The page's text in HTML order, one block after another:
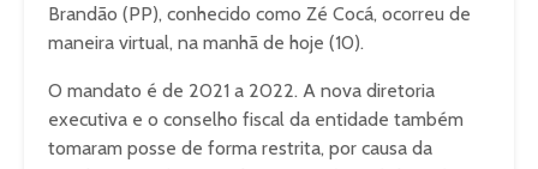
Brandão (PP), conhecido como Zé Cocá, ocorreu de
maneira virtual, na manhã de hoje (10).
O mandato é de 2021 a 2022. A nova diretoria
executiva e o conselho fiscal da entidade também
tomaram posse de forma restrita, por causa da